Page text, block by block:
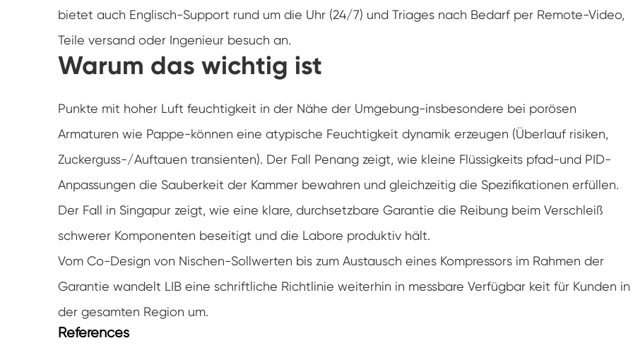
Temperatur-Schüttler-Kammer
Feuchtigkeits-Gefrier-Test-Kammer
PV-Klimakammer
PV-Modul-Prüfkammer
PV-Prüf kammer
bietet auch Englisch-Support rund um die Uhr (24/7) und Triages nach Bedarf per Remote-Video,
Teile versand oder Ingenieur besuch an.
Warum das wichtig ist
Punkte mit hoher Luft feuchtigkeit in der Nähe der Umgebung-insbesondere bei porösen
Armaturen wie Pappe-können eine atypische Feuchtigkeit dynamik erzeugen (Überlauf risiken,
Zuckerguss-/Auftauen transienten). Der Fall Penang zeigt, wie kleine Flüssigkeits pfad-und PID-
Anpassungen die Sauberkeit der Kammer bewahren und gleichzeitig die Spezifikationen erfüllen.
Der Fall in Singapur zeigt, wie eine klare, durchsetzbare Garantie die Reibung beim Verschleiß
schwerer Komponenten beseitigt und die Labore produktiv hält.
Vom Co-Design von Nischen-Sollwerten bis zum Austausch eines Kompressors im Rahmen der
Garantie wandelt LIB eine schriftliche Richtlinie weiterhin in messbare Verfügbar keit für Kunden in
der gesamten Region um.
References